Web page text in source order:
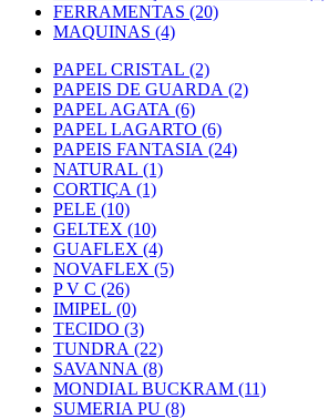
FERRAMENTAS (20)
MAQUINAS (4)
PAPEL CRISTAL (2)
PAPEIS DE GUARDA (2)
PAPEL AGATA (6)
PAPEL LAGARTO (6)
PAPEIS FANTASIA (24)
NATURAL (1)
CORTIÇA (1)
PELE (10)
GELTEX (10)
GUAFLEX (4)
NOVAFLEX (5)
P V C (26)
IMIPEL (0)
TECIDO (3)
TUNDRA (22)
SAVANNA (8)
MONDIAL BUCKRAM (11)
SUMERIA PU (8)